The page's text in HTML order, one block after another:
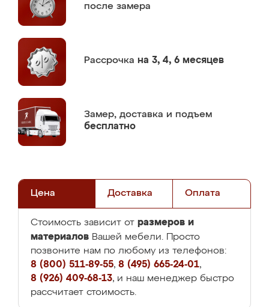
после замера
Рассрочка на 3, 4, 6 месяцев
Замер, доставка и подъем
бесплатно
Цена Доставка Оплата
Стоимость зависит от размеров и
материалов Вашей мебели. Просто
позвоните нам по любому из телефонов:
8 (800) 511-89-55, 8 (495) 665-24-01,
8 (926) 409-68-13, и наш менеджер быстро
рассчитает стоимость.